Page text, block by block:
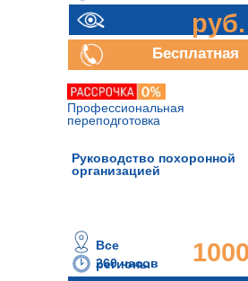
руб.
Бесплатная
Руководство похоронной
организацией
260 часов
Все
регионы
Профессиональная
переподготовка